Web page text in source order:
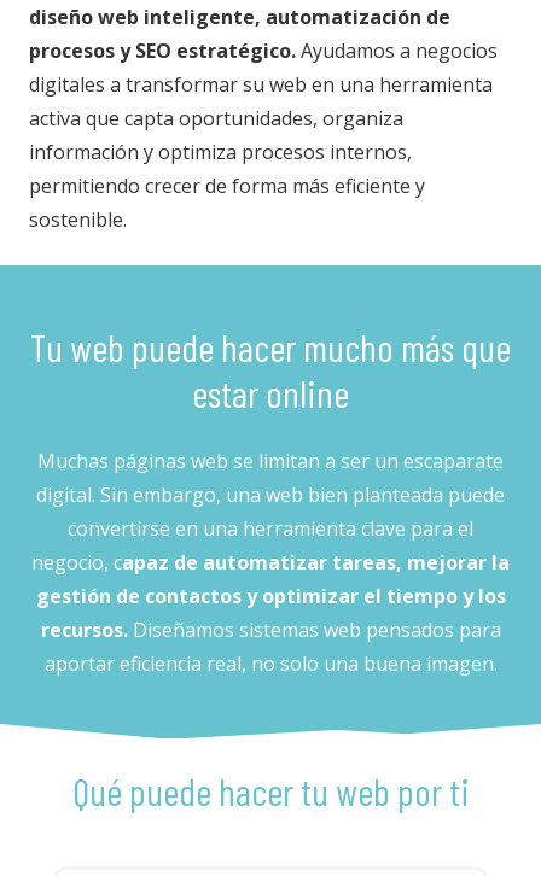
diseño web inteligente, automatización de
procesos y SEO estratégico.Ayudamos a negocios
digitales a transformar su web en una herramienta
activa que capta oportunidades, organiza
información y optimiza procesos internos,
permitiendo crecer de forma más eficiente y
sostenible.
Tu web puede hacer mucho más que
estar online
Muchas páginas web se limitan a ser un escaparate
digital. Sin embargo, una web bien planteada puede
convertirse en una herramienta clave para el
negocio, capaz de automatizar tareas, mejorar la
gestión de contactos y optimizar el tiempo y los
recursos.Diseñamos sistemas web pensados para
aportar eficiencia real, no solo una buena imagen.
Qué puede hacer tu web por ti